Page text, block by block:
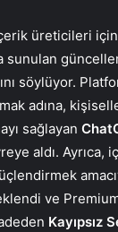
üreticileri
sunulan
söylüyor.
adına,
sağlayan
aldı. Ayrıca,
ve
Kayıpsız